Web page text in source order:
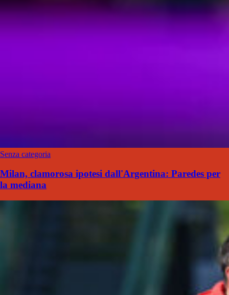
Senza categoria
Milan, clamorosa ipotesi dall'Argentina: Paredes per
la mediana